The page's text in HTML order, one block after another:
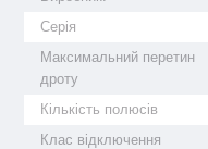
Серія
Максимальний перетин
дроту
Кількість полюсів
Клас відключення